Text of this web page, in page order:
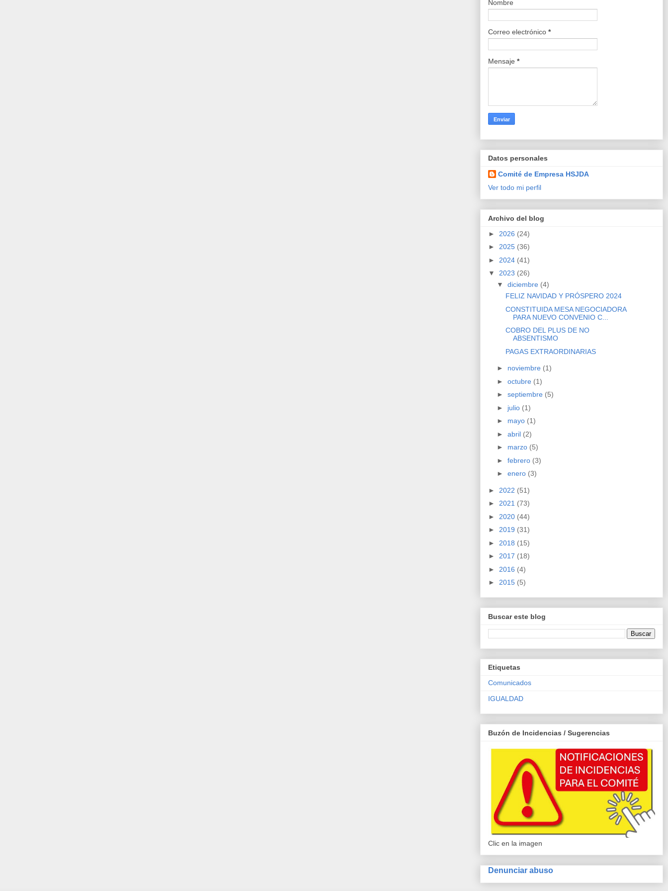
Nombre
Correo electrónico *
Mensaje *
Datos personales
Comité de Empresa HSJDA
Ver todo mi perfil
Archivo del blog
► 2026 (24)
► 2025 (36)
► 2024 (41)
▼ 2023 (26)
▼ diciembre (4)
FELIZ NAVIDAD Y PRÓSPERO 2024
CONSTITUIDA MESA NEGOCIADORA
PARA NUEVO CONVENIO C...
COBRO DEL PLUS DE NO
ABSENTISMO
PAGAS EXTRAORDINARIAS
► noviembre (1)
► octubre (1)
► septiembre (5)
► julio (1)
► mayo (1)
► abril (2)
► marzo (5)
► febrero (3)
► enero (3)
► 2022 (51)
► 2021 (73)
► 2020 (44)
► 2019 (31)
► 2018 (15)
► 2017 (18)
► 2016 (4)
► 2015 (5)
Buscar este blog
Etiquetas
Comunicados
IGUALDAD
Buzón de Incidencias / Sugerencias
Clic en la imagen
Denunciar abuso